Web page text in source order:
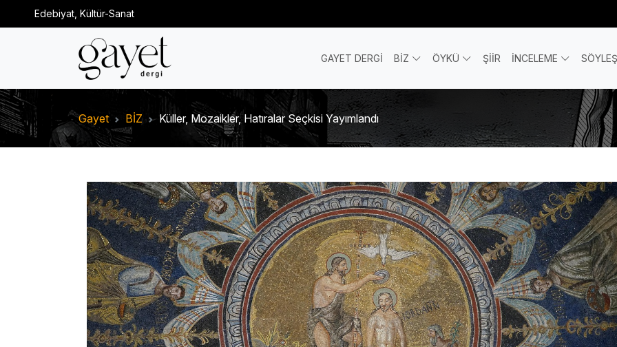
Edebiyat, Kültür-Sanat
GAYET DERGİ BİZ ÖYKÜ ŞİİR İNCELEME
Gayet BİZ Küller, Mozaikler, Hatıralar Seçkisi Yayımlandı